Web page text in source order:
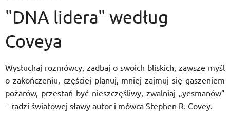
"DNA lidera" według
Coveya
Wysłuchaj rozmówcy, zadbaj o swoich bliskich, zawsze myśl
o zakończeniu, częściej planuj, mniej zajmuj się gaszeniem
pożarów, przestań być nieszczęśliwy, zwalniaj „yesmanów”
– radzi światowej sławy autor i mówca Stephen R. Covey.